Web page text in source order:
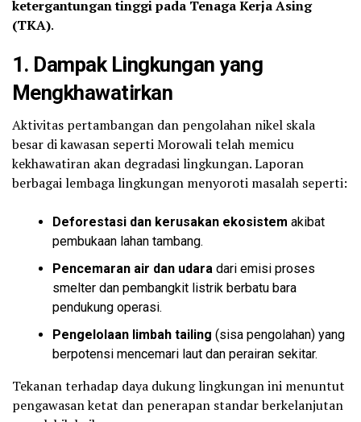
ketergantungan tinggi pada Tenaga Kerja Asing
(TKA).
1. Dampak Lingkungan yang
Mengkhawatirkan
Aktivitas pertambangan dan pengolahan nikel skala
besar di kawasan seperti Morowali telah memicu
kekhawatiran akan degradasi lingkungan. Laporan
berbagai lembaga lingkungan menyoroti masalah seperti:
Deforestasi dan kerusakan ekosistem akibat
pembukaan lahan tambang.
Pencemaran air dan udara dari emisi proses
smelter dan pembangkit listrik berbatu bara
pendukung operasi.
Pengelolaan limbah tailing (sisa pengolahan) yang
berpotensi mencemari laut dan perairan sekitar.
Tekanan terhadap daya dukung lingkungan ini menuntut
pengawasan ketat dan penerapan standar berkelanjutan